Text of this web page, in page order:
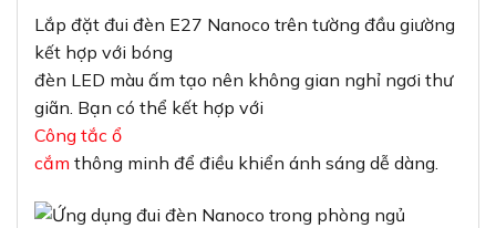
Lắp đặt đui đèn E27 Nanoco trên tường đầu giường
kết hợp với bóng
đèn LED màu ấm tạo nên không gian nghỉ ngơi thư
giãn. Bạn có thể kết hợp với
Công tắc ổ
cắm thông minh để điều khiển ánh sáng dễ dàng.